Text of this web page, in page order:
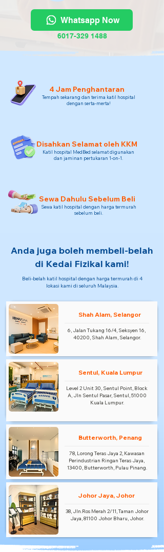
Whatsapp Now
6017-329 1488
4 Jam Penghantaran
Tempah sekarang dan terima katil hospital
dengan serta-merta!
Disahkan Selamat oleh KKM
Katil hospital MedBed selamat digunakan
dan jaminan pertukaran 1-on-1.
Sewa Dahulu Sebelum Beli
Sewa katil hospital dengan harga termurah
sebelum beli.
Anda juga boleh membeli-belah
di Kedai Fizikal kami!
Beli-belah katil hospital dengan harga termurah di 4
lokasi kami di seluruh Malaysia.
Shah Alam, Selangor
6, Jalan Tukang 16/4, Seksyen 16,
40200, Shah Alam, Selangor.
Sentul, Kuala Lumpur
Level 2 Unit 30, Sentul Point, Block
A, Jln Sentul Pasar, Sentul, 51000
Kuala Lumpur.
Butterworth, Penang
78, Lorong Teras Jaya 2, Kawasan
Perindustrian Ringan Teras Jaya,
13400, Butterworth, Pulau Pinang.
Johor Jaya, Johor
38, Jln.Ros Merah 2/11, Taman Johor
Jaya, 81100 Johor Bharu, Johor.